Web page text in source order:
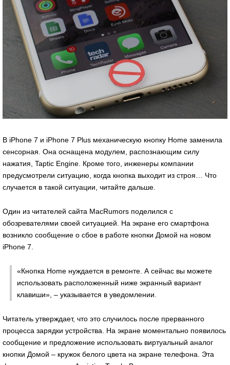
В iPhone 7 и iPhone 7 Plus механическую кнопку Home заменила
сенсорная. Она оснащена модулем, распознающим силу
нажатия, Taptic Engine. Кроме того, инженеры компании
предусмотрели ситуацию, когда кнопка выходит из строя… Что
случается в такой ситуации, читайте дальше.
Один из читателей сайта MacRumors поделился с
обозревателями своей ситуацией. На экране его смартфона
возникло сообщение о сбое в работе кнопки Домой на новом
iPhone 7.
«Кнопка Ноme нуждается в ремонте. А сейчас вы можете
использовать расположенный ниже экранный вариант
клавиши», – указывается в уведомлении.
Читатель утверждает, что это случилось после прерванного
процесса зарядки устройства. На экране моментально появилось
сообщение и предложение использовать виртуальный аналог
кнопки Домой – кружок белого цвета на экране телефона. Эта